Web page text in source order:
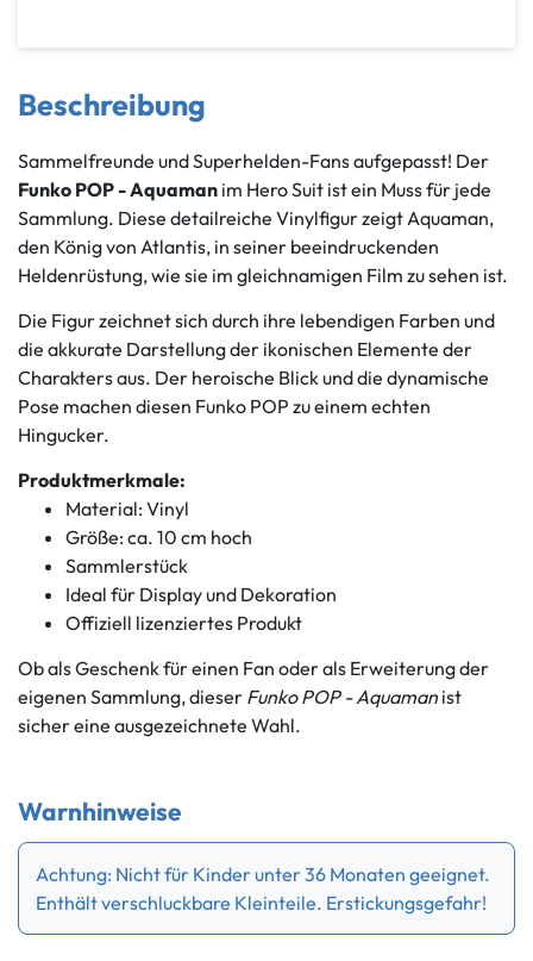
Beschreibung
Sammelfreunde und Superhelden-Fans aufgepasst! Der
Funko POP - Aquaman im Hero Suit ist ein Muss für jede
Sammlung. Diese detailreiche Vinylfigur zeigt Aquaman,
den König von Atlantis, in seiner beeindruckenden
Heldenrüstung, wie sie im gleichnamigen Film zu sehen ist.
Die Figur zeichnet sich durch ihre lebendigen Farben und
die akkurate Darstellung der ikonischen Elemente der
Charakters aus. Der heroische Blick und die dynamische
Pose machen diesen Funko POP zu einem echten
Hingucker.
Produktmerkmale:
Material: Vinyl
Größe: ca. 10 cm hoch
Sammlerstück
Ideal für Display und Dekoration
Offiziell lizenziertes Produkt
Ob als Geschenk für einen Fan oder als Erweiterung der
eigenen Sammlung, dieser Funko POP - Aquamanist
sicher eine ausgezeichnete Wahl.
Warnhinweise
Achtung: Nicht für Kinder unter 36 Monaten geeignet.
Enthält verschluckbare Kleinteile. Erstickungsgefahr!